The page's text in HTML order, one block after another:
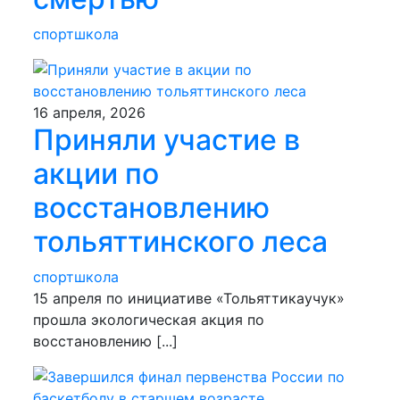
спортшкола
16 апреля, 2026
Приняли участие в
акции по
восстановлению
тольяттинского леса
спортшкола
15 апреля по инициативе «Тольяттикаучук»
прошла экологическая акция по
восстановлению [...]